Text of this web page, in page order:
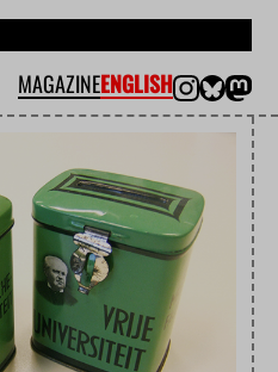
MAGAZINEENGLISH